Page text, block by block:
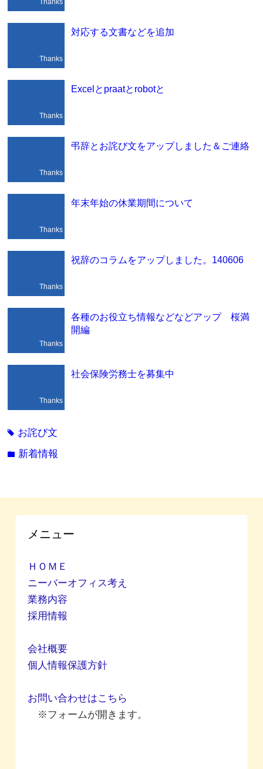
Thanks
Thanks
対応する文書などを追加
Thanks
Excelとpraatとrobotと
Thanks
弔辞とお詫び文をアップしました＆ご連絡
Thanks
年末年始の休業期間について
Thanks
祝辞のコラムをアップしました。140606
Thanks
各種のお役立ち情報などなどアップ 桜満
開編
Thanks
社会保険労務士を募集中
tag お詫び文
folder 新着情報
メニュー
ＨＯＭＥ
ニーバーオフィス考え
業務内容
採用情報
会社概要
個人情報保護方針
お問い合わせはこちら
※フォームが開きます。